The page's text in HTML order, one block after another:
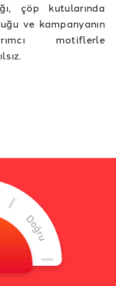
çöp kutularında
ve kampanyanın
motiflerle